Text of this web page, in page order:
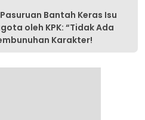
Bantah Keras Isu
oleh KPK: “Tidak Ada
Karakter!